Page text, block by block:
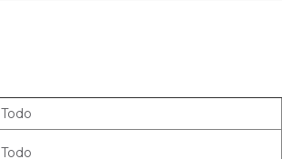
Todo
Todo